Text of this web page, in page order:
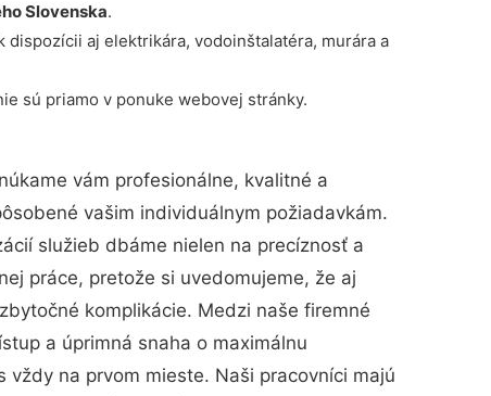
Slovenska.
aj elektrikára, vodoinštalatéra, murára a
sú priamo v ponuke webovej stránky.
vám profesionálne, kvalitné a
vašim individuálnym požiadavkám.
služieb dbáme nielen na precíznosť a
práce, pretože si uvedomujeme, že aj
komplikácie. Medzi naše firemné
a úprimná snaha o maximálnu
na prvom mieste. Naši pracovníci majú